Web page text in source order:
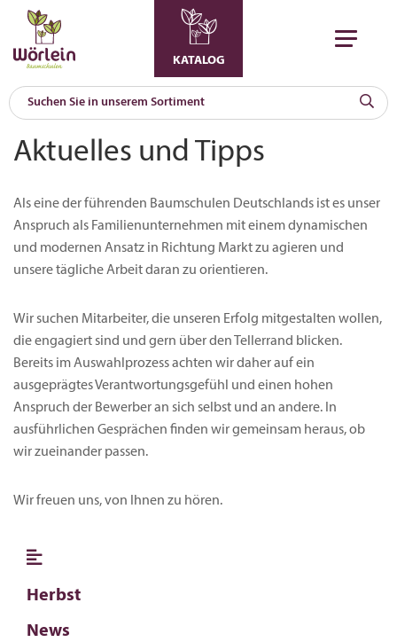
KATALOG
Aktuelles und Tipps
Als eine der führenden Baumschulen Deutschlands ist es unser
Anspruch als Familienunternehmen mit einem dynamischen
und modernen Ansatz in Richtung Markt zu agieren und
unsere tägliche Arbeit daran zu orientieren.
Wir suchen Mitarbeiter, die unseren Erfolg mitgestalten wollen,
die engagiert sind und gern über den Tellerrand blicken.
Bereits im Auswahlprozess achten wir daher auf ein
ausgeprägtes Verantwortungsgefühl und einen hohen
Anspruch der Bewerber an sich selbst und an andere. In
ausführlichen Gesprächen finden wir gemeinsam heraus, ob
wir zueinander passen.
Wir freuen uns, von Ihnen zu hören.
Herbst
News